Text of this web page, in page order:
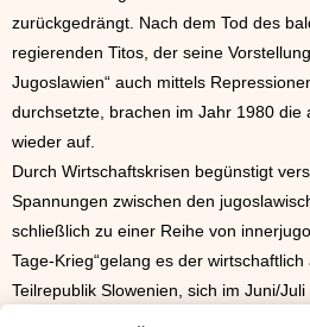
zurückgedrängt. Nach dem Tod des
regierenden Titos, der seine
Jugoslawien“ auch mittels
durchsetzte, brachen im Jahr 1980 die
wieder auf.
Durch Wirtschaftskrisen begünstigt
Spannungen zwischen den
schließlich zu einer Reihe von
Tage-Krieg“gelang es der
Teilrepublik Slowenien, sich im Juni/